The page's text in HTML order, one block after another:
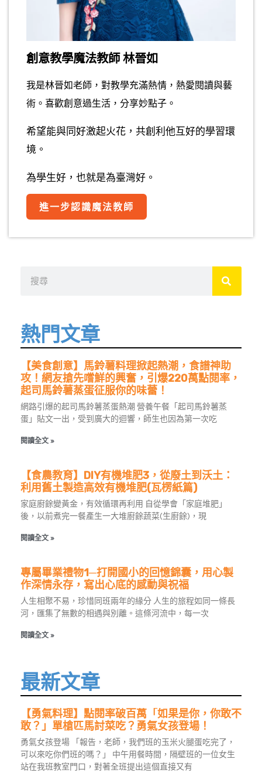
創意教學魔法教師 林晉如
我是林晉如老師，對教學充滿熱情，熱愛閱讀與藝
術。喜歡創意過生活，分享妙點子。
希望能與同好激起火花，共創利他互好的學習環
境。
為學生好，也就是為臺灣好。
進一步認識魔法教師
熱門文章
【美食創意】馬鈴薯料理掀起熱潮，食譜神助
攻！網友搶先嚐鮮的興奮，引爆220萬點閱率，
起司馬鈴薯蒸蛋征服你的味蕾！
網路引爆的起司馬鈴薯蒸蛋熱潮 營養午餐「起司馬鈴薯蒸
蛋」貼文一出，受到廣大的迴響，師生也因為第一次吃
閱讀全文 »
【食農教育】DIY有機堆肥3，從廢土到沃土：
利用舊土製造高效有機堆肥(瓦楞紙篇)
家庭廚餘變黃金，有效循環再利用 自從學會「家庭堆肥」
後，以前煮完一餐產生一大堆廚餘蔬菜(生廚餘)，現
閱讀全文 »
專屬畢業禮物1─打開國小的回憶錦囊，用心製
作深情永存，寫出心底的感動與祝福
人生相聚不易，珍惜同班兩年的緣分 人生的旅程如同一條長
河，匯集了無數的相遇與別離。這條河流中，每一次
閱讀全文 »
最新文章
【勇氣料理】點閱率破百萬「如果是你，你敢不
敢？」單槍匹馬討菜吃？勇氣女孩登場！
勇氣女孩登場 「報告，老師，我們班的玉米火腿蛋吃完了，
可以來吃你們班的嗎？」 中午用餐時間，隔壁班的一位女生
站在我班教室門口，對著全班提出這個直接又有